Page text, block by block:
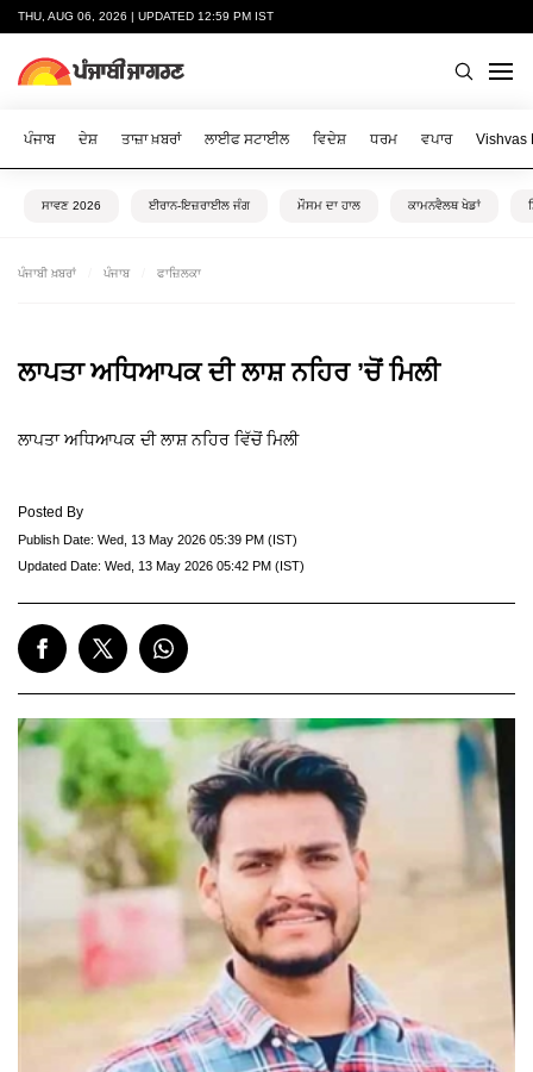
THU, AUG 06, 2026 | UPDATED 12:59 PM IST
ਪੰਜਾਬ ਦੇਸ਼ ਤਾਜ਼ਾ ਖ਼ਬਰਾਂ ਲਾਈਫ ਸਟਾਈਲ ਵਿਦੇਸ਼ ਧਰਮ ਵਪਾਰ Vishvas
ਸਾਵਣ 2026 ਈਰਾਨ-ਇਜ਼ਰਾਈਲ ਜੰਗ ਮੌਸਮ ਦਾ ਹਾਲ ਕਾਮਨਵੈਲਥ ਖੇਡਾਂ
ਪੰਜਾਬੀ ਖ਼ਬਰਾਂ ਪੰਜਾਬ ਫਾਜ਼ਿਲਕਾ
ਲਾਪਤਾ ਅਧਿਆਪਕ ਦੀ ਲਾਸ਼ ਨਹਿਰ ’ਚੋਂ ਮਿਲੀ
ਲਾਪਤਾ ਅਧਿਆਪਕ ਦੀ ਲਾਸ਼ ਨਹਿਰ ਵਿੱਚੋਂ ਮਿਲੀ
Posted By
Publish Date: Wed, 13 May 2026 05:39 PM (IST)
Updated Date: Wed, 13 May 2026 05:42 PM (IST)